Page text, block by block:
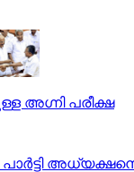
അഗ്നി പരീക്ഷ